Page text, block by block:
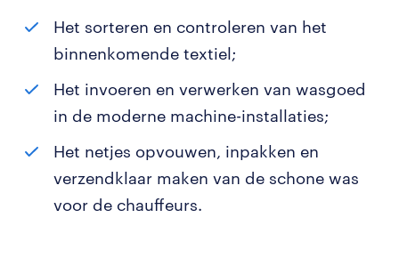
Het sorteren en controleren van het
binnenkomende textiel;
Het invoeren en verwerken van wasgoed
in de moderne machine-installaties;
Het netjes opvouwen, inpakken en
verzendklaar maken van de schone was
voor de chauffeurs.